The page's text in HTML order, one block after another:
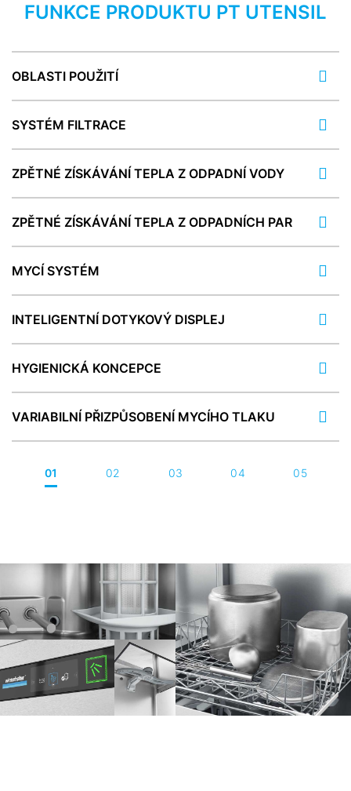
FUNKCE PRODUKTU PT UTENSIL
OBLASTI POUŽITÍ
SYSTÉM FILTRACE
ZPĚTNÉ ZÍSKÁVÁNÍ TEPLA Z ODPADNÍ VODY
ZPĚTNÉ ZÍSKÁVÁNÍ TEPLA Z ODPADNÍCH PAR
MYCÍ SYSTÉM
INTELIGENTNÍ DOTYKOVÝ DISPLEJ
HYGIENICKÁ KONCEPCE
VARIABILNÍ PŘIZPŮSOBENÍ MYCÍHO TLAKU
01 02 03 04 05